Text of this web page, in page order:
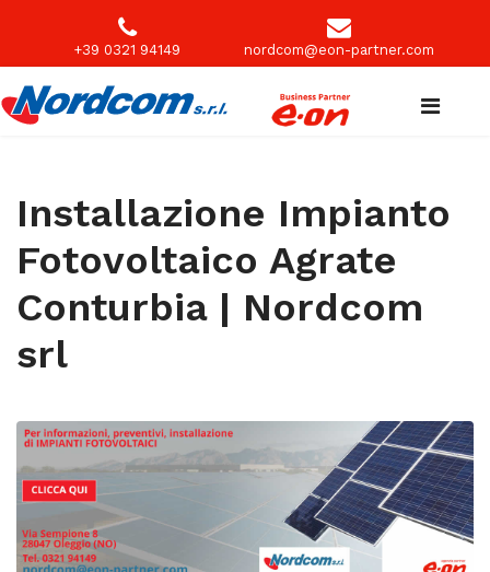
+39 0321 94149 nordcom@eon-partner.com
Installazione Impianto
Fotovoltaico Agrate
Conturbia | Nordcom
srl